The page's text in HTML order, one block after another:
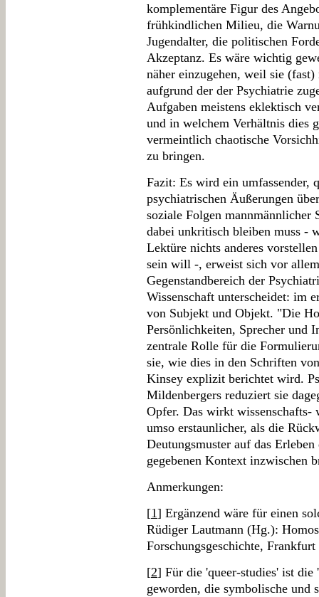
komplementäre Figur des
frühkindlichen Milieu, die
Jugendalter, die politischen
Akzeptanz. Es wäre wichtig
näher einzugehen, weil sie
aufgrund der der Psychiatrie
Aufgaben meistens eklektisch
und in welchem Verhältnis dies
vermeintlich chaotische
zu bringen.
Fazit: Es wird ein umfassender,
psychiatrischen Äußerungen
soziale Folgen mannmännlicher
dabei unkritisch bleiben muss -
Lektüre nichts anderes
sein will -, erweist sich vor
Gegenstandbereich der
Wissenschaft unterscheidet: im
von Subjekt und Objekt. "Die
Persönlichkeiten, Sprecher und
zentrale Rolle für die
sie, wie dies in den Schriften
Kinsey explizit berichtet wird.
Mildenbergers reduziert sie
Opfer. Das wirkt
umso erstaunlicher, als die
Deutungsmuster auf das
gegebenen Kontext inzwischen
Anmerkungen:
[1] Ergänzend wäre für einen
Rüdiger Lautmann (Hg.):
Forschungsgeschichte,
[2] Für die 'queer-studies' ist
geworden, die symbolische und